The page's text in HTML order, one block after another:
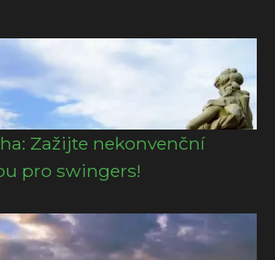
Zažijte nekonvenční
pro swingers!